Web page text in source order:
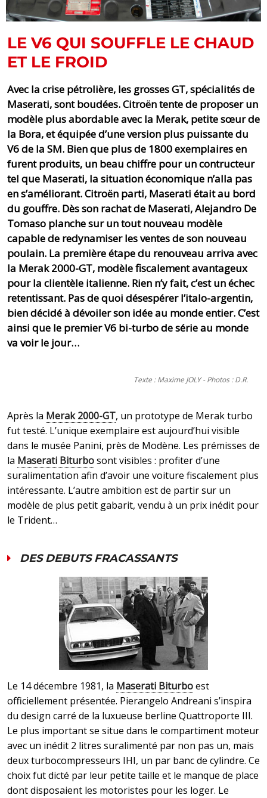
LE V6 QUI SOUFFLE LE CHAUD
ET LE FROID
Avec la crise pétrolière, les grosses GT, spécialités de
Maserati, sont boudées. Citroën tente de proposer un
modèle plus abordable avec la Merak, petite sœur de
la Bora, et équipée d’une version plus puissante du
V6 de la SM. Bien que plus de 1800 exemplaires en
furent produits, un beau chiffre pour un contructeur
tel que Maserati, la situation économique n’alla pas
en s’améliorant. Citroën parti, Maserati était au bord
du gouffre. Dès son rachat de Maserati, Alejandro De
Tomaso planche sur un tout nouveau modèle
capable de redynamiser les ventes de son nouveau
poulain. La première étape du renouveau arriva avec
la Merak 2000-GT, modèle fiscalement avantageux
pour la clientèle italienne. Rien n’y fait, c’est un échec
retentissant. Pas de quoi désespérer l’italo-argentin,
bien décidé à dévoiler son idée au monde entier. C’est
ainsi que le premier V6 bi-turbo de série au monde
va voir le jour…
Texte : Maxime JOLY - Photos : D.R.
Après la Merak 2000-GT, un prototype de Merak turbo
fut testé. L’unique exemplaire est aujourd’hui visible
dans le musée Panini, près de Modène. Les prémisses de
la Maserati Biturbosont visibles : profiter d’une
suralimentation afin d’avoir une voiture fiscalement plus
intéressante. L’autre ambition est de partir sur un
modèle de plus petit gabarit, vendu à un prix inédit pour
le Trident…
DES DEBUTS FRACASSANTS
Le 14 décembre 1981, la Maserati Biturboest
officiellement présentée. Pierangelo Andreani s’inspira
du design carré de la luxueuse berline Quattroporte III.
Le plus important se situe dans le compartiment moteur
avec un inédit 2 litres suralimenté par non pas un, mais
deux turbocompresseurs IHI, un par banc de cylindre. Ce
choix fut dicté par leur petite taille et le manque de place
dont disposaient les motoristes pour les loger. Le